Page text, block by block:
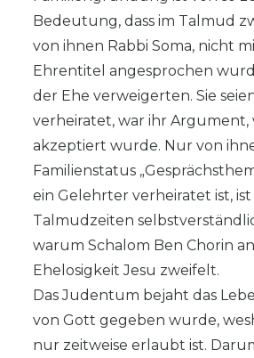
Bedeutung, dass im Talmud
von ihnen Rabbi Soma, nicht
Ehrentitel angesprochen
der Ehe verweigerten. Sie
verheiratet, war ihr Argument,
akzeptiert wurde. Nur von
Familienstatus
ein Gelehrter verheiratet ist, ist
Talmudzeiten
warum Schalom Ben Chorin
Ehelosigkeit Jesu zweifelt.
Das Judentum bejaht das
von Gott gegeben wurde,
nur zeitweise erlaubt ist.